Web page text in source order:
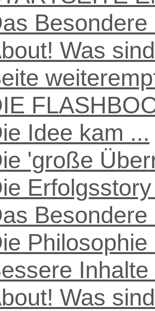
Was
Idee kam ...
'große
Was